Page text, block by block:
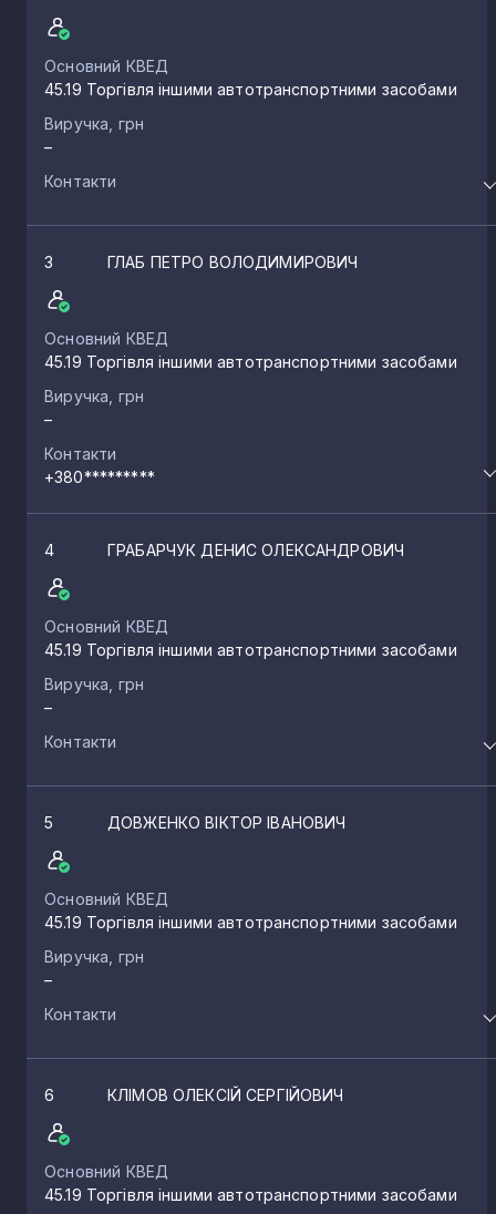
Основний КВЕД
45.19 Торгівля іншими автотранспортними засобами
Виручка, грн
–
Контакти
3 ГЛАБ ПЕТРО ВОЛОДИМИРОВИЧ
Основний КВЕД
45.19 Торгівля іншими автотранспортними засобами
Виручка, грн
–
Контакти
+380*********
4 ГРАБАРЧУК ДЕНИС ОЛЕКСАНДРОВИЧ
Основний КВЕД
45.19 Торгівля іншими автотранспортними засобами
Виручка, грн
–
Контакти
5 ДОВЖЕНКО ВІКТОР ІВАНОВИЧ
Основний КВЕД
45.19 Торгівля іншими автотранспортними засобами
Виручка, грн
–
Контакти
6 КЛІМОВ ОЛЕКСІЙ СЕРГІЙОВИЧ
Основний КВЕД
45.19 Торгівля іншими автотранспортними засобами